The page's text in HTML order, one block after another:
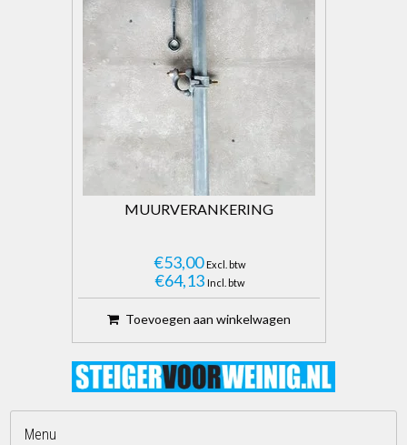
MUURVERANKERING
€53,00 Excl. btw
€64,13 Incl. btw
Toevoegen aan winkelwagen
Menu